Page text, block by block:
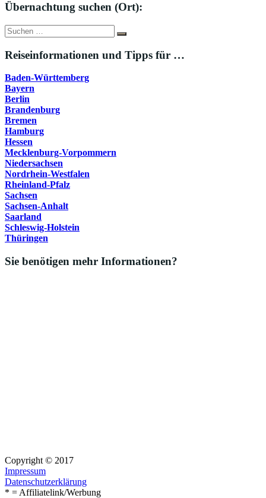
Übernachtung suchen (Ort):
Suche
nach:
Suchen
Reiseinformationen und Tipps für …
Baden-Württemberg
Bayern
Berlin
Brandenburg
Bremen
Hamburg
Hessen
Mecklenburg-Vorpommern
Niedersachsen
Nordrhein-Westfalen
Rheinland-Pfalz
Sachsen
Sachsen-Anhalt
Saarland
Schleswig-Holstein
Thüringen
Sie benötigen mehr Informationen?
Copyright © 2017
Impressum
Datenschutzerklärung
* = Affiliatelink/Werbung